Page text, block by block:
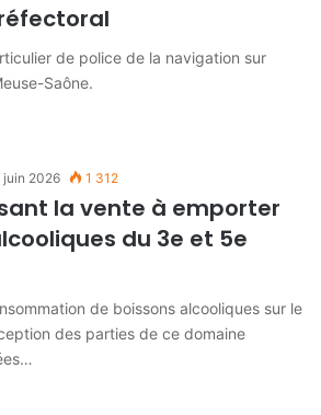
de police de la navigation sur
Saône.
juin 2026 1 312
la vente à emporter
du 3e et 5e
de boissons alcooliques sur le
des parties de ce domaine